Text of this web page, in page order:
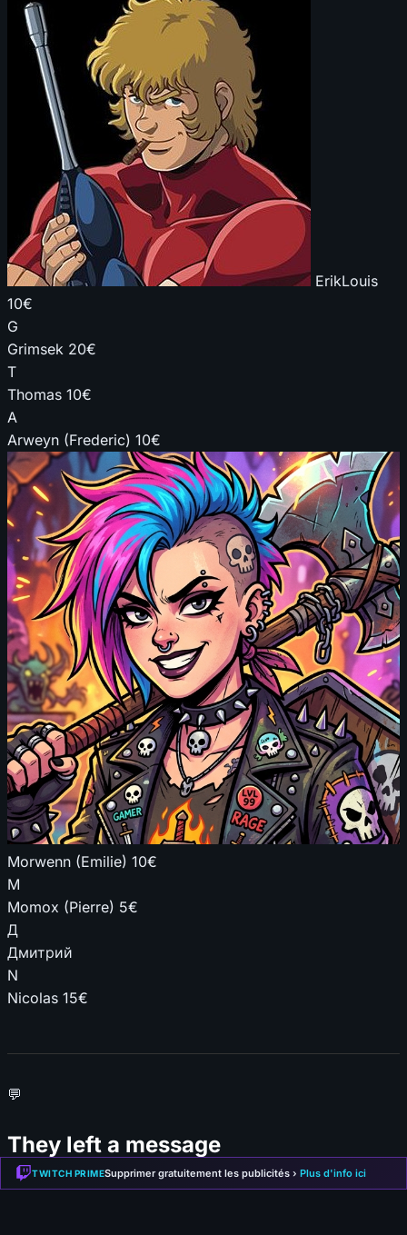
ErikLouis
10€
G
Grimsek 20€
T
Thomas 10€
A
Arweyn (Frederic) 10€
Morwenn (Emilie) 10€
M
Momox (Pierre) 5€
Д
Дмитрий
N
Nicolas 15€
💬
They left a message
16 messages
TWITCH PRIMESupprimer gratuitement les publicités › Plus d'info ici